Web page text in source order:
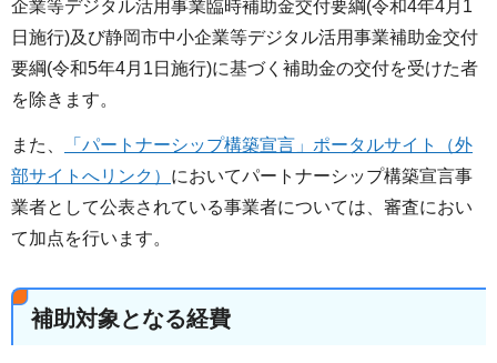
企業等デジタル活用事業臨時補助金交付要綱(令和4年4月1
日施行)及び静岡市中小企業等デジタル活用事業補助金交付
要綱(令和5年4月1日施行)に基づく補助金の交付を受けた者
を除きます。
また、
「パートナーシップ構築宣言」ポータルサイト（外
部サイトへリンク） においてパートナーシップ構築宣言事
業者として公表されている事業者については、審査におい
て加点を行います。
補助対象となる経費